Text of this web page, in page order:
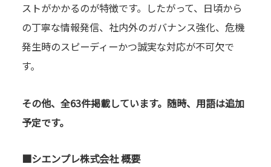
ストがかかるのが特徴です。したがって、日頃から
の丁寧な情報発信、社内外のガバナンス強化、危機
発生時のスピーディーかつ誠実な対応が不可欠で
す。
その他、全63件掲載しています。随時、用語は追加
予定です。
■シエンプレ株式会社 概要